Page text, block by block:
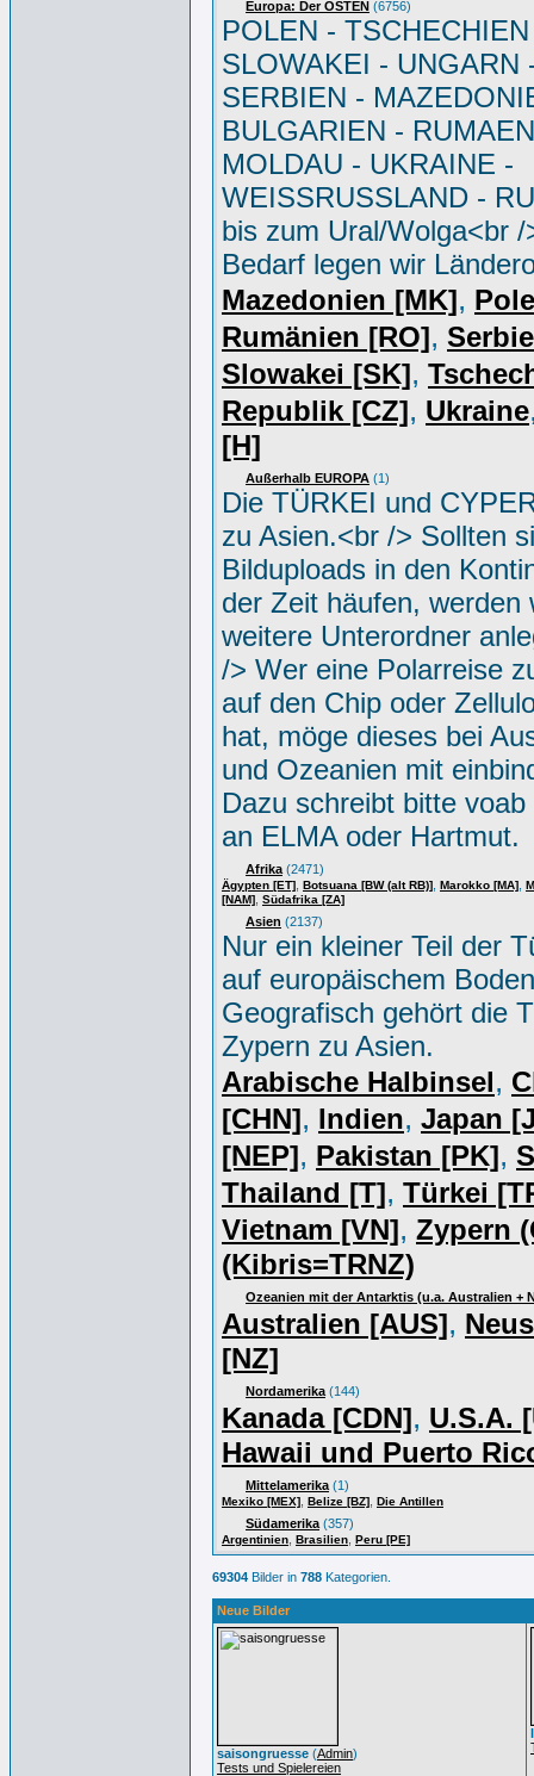
Europa: Der OSTEN (6756)
POLEN -
SLOWAKEI - UNGARN
SERBIEN -
BULGARIEN -
MOLDAU - UKRAINE -
WEISSRUSSLAND -
bis zum Ural/Wolga<br /
Bedarf legen wir
Mazedonien [MK],
Rumänien [RO],
Slowakei [SK],
Republik [CZ], Ukraine
[H]
Außerhalb EUROPA (1)
Die TÜRKEI und
zu Asien.<br /> Sollten
Bilduploads in den
der Zeit häufen, werden
weitere Unterordner
/> Wer eine Polarreise
auf den Chip oder
hat, möge dieses bei
und Ozeanien mit
Dazu schreibt bitte
an ELMA oder Hartmut.
Afrika (2471)
Ägypten [ET] Botsuana [BW (alt RB)] Marokko [MA]
[NAM] Südafrika [ZA]
Asien (2137)
Nur ein kleiner Teil der
auf europäischem
Geografisch gehört die
Zypern zu Asien.
Arabische Halbinsel,
[CHN], Indien, Japan
[NEP], Pakistan [PK],
Thailand [T], Türkei
Vietnam [VN], Zypern
(Kibris=TRNZ)
Ozeanien mit der Antarktis (u.a. Australien +
Australien [AUS],
[NZ]
Nordamerika (144)
Kanada [CDN], U.S.A.
Hawaii und Puerto
Mittelamerika (1)
Mexiko [MEX] Belize [BZ] Die Antillen
Südamerika (357)
Argentinien Brasilien Peru [PE]
69304 Bilder in 788 Kategorien.
Neue Bilder
saisongruesse (Admin)
Tests und Spielereien